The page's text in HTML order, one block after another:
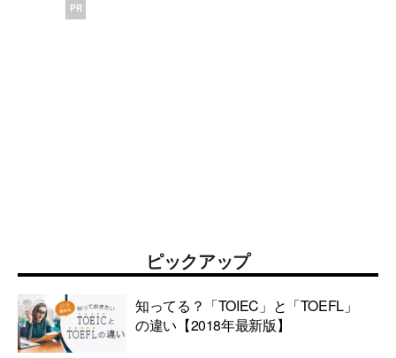
PR
ピックアップ
知ってる？「TOIEC」と「TOEFL」
の違い【2018年最新版】